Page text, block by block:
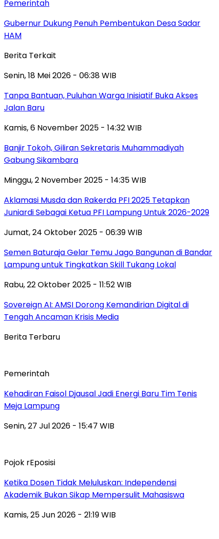
Pemerintah
Gubernur Dukung Penuh Pembentukan Desa Sadar
HAM
Berita Terkait
Senin, 18 Mei 2026 - 06:38 WIB
Tanpa Bantuan, Puluhan Warga Inisiatif Buka Akses
Jalan Baru
Kamis, 6 November 2025 - 14:32 WIB
Banjir Tokoh, Giliran Sekretaris Muhammadiyah
Gabung Sikambara
Minggu, 2 November 2025 - 14:35 WIB
Aklamasi Musda dan Rakerda PFI 2025 Tetapkan
Juniardi Sebagai Ketua PFI Lampung Untuk 2026-2029
Jumat, 24 Oktober 2025 - 06:39 WIB
Semen Baturaja Gelar Temu Jago Bangunan di Bandar
Lampung untuk Tingkatkan Skill Tukang Lokal
Rabu, 22 Oktober 2025 - 11:52 WIB
Sovereign AI: AMSI Dorong Kemandirian Digital di
Tengah Ancaman Krisis Media
Berita Terbaru
Pemerintah
Kehadiran Faisol Djausal Jadi Energi Baru Tim Tenis
Meja Lampung
Senin, 27 Jul 2026 - 15:47 WIB
Pojok rEposisi
Ketika Dosen Tidak Meluluskan: Independensi
Akademik Bukan Sikap Mempersulit Mahasiswa
Kamis, 25 Jun 2026 - 21:19 WIB